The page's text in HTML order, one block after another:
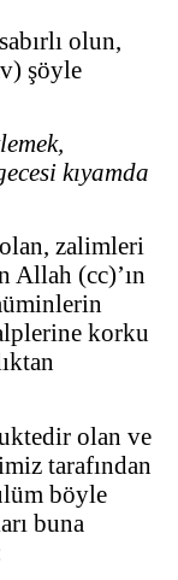
olun,
şöyle
kıyamda
zalimleri
Allah (cc)’ın
korku
olan ve
tarafından
böyle
buna